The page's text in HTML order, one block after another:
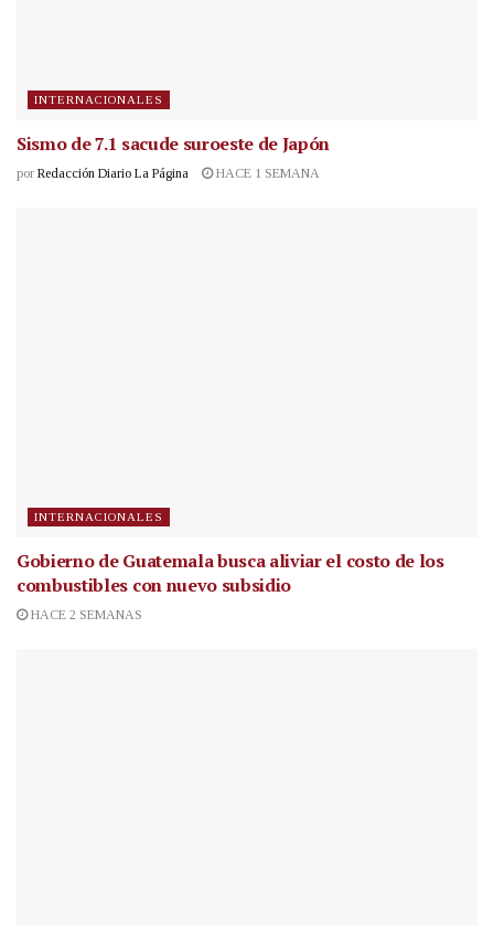
INTERNACIONALES
Sismo de 7.1 sacude suroeste de Japón
por Redacción Diario La Página HACE 1 SEMANA
INTERNACIONALES
Gobierno de Guatemala busca aliviar el costo de los
combustibles con nuevo subsidio
HACE 2 SEMANAS